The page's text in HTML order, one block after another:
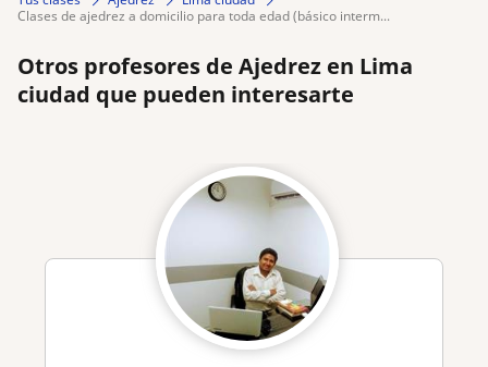
clases de ajedrez a domicilio para toda edad (básico interm...
Otros profesores de Ajedrez en Lima
ciudad que pueden interesarte